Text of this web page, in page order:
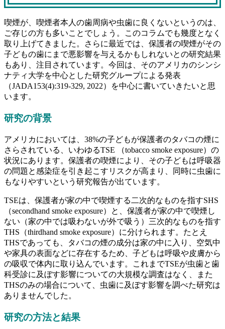
喫煙が、喫煙者本人の歯周病や虫歯に良くないというのは、
ご存じの方も多いことでしょう。このコラムでも幾度となく
取り上げてきました。さらに最近では、保護者の喫煙がその
子どもの歯にまで悪影響を与えるかもしれないとの研究結果
もあり、注目されています。今回は、そのアメリカのシンシ
ナティ大学を中心とした研究グループによる発表
（JADA153(4):319-329, 2022）を中心に書いていきたいと思
います。
研究の背景
アメリカにおいては、38%の子どもが保護者のタバコの煙に
さらされている、いわゆるTSE （tobacco smoke exposure）の
状況にあります。保護者の喫煙により、その子どもは呼吸器
の問題と感染症を引き起こすリスクが高まり、同時に虫歯に
もなりやすいという研究報告が出ています。
TSEは、保護者が家の中で喫煙する二次的なものを指すSHS
（secondhand smoke exposure）と、保護者が家の中で喫煙し
ない（家の中では吸わないが外で吸う）三次的なものを指す
THS（thirdhand smoke exposure）に分けられます。たとえ
THSであっても、タバコの煙の成分は家の中に入り、空気中
や家具の表面などに存在するため、子どもは呼吸や皮膚から
の吸収で体内に取り込んでいます。これまでTSEが虫歯と歯
科受診に及ぼす影響についての大規模な調査はなく、また
THSのみの場合について、虫歯に及ぼす影響を調べた研究は
ありませんでした。
研究の方法と結果